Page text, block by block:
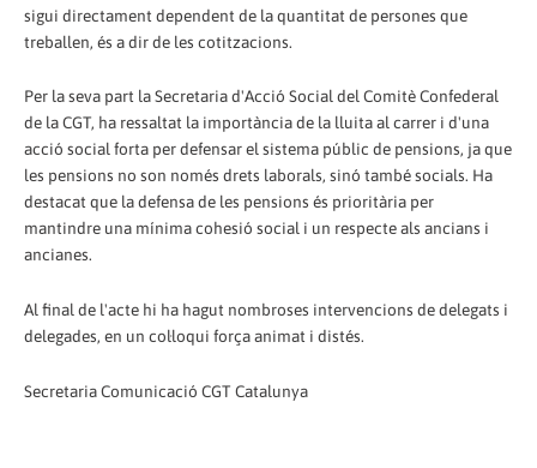
sigui directament dependent de la quantitat de persones que
treballen, és a dir de les cotitzacions.
Per la seva part la Secretaria d'Acció Social del Comitè Confederal
de la CGT, ha ressaltat la importància de la lluita al carrer i d'una
acció social forta per defensar el sistema públic de pensions, ja que
les pensions no son només drets laborals, sinó també socials. Ha
destacat que la defensa de les pensions és prioritària per
mantindre una mínima cohesió social i un respecte als ancians i
ancianes.
Al final de l'acte hi ha hagut nombroses intervencions de delegats i
delegades, en un col·loqui força animat i distés.
Secretaria Comunicació CGT Catalunya